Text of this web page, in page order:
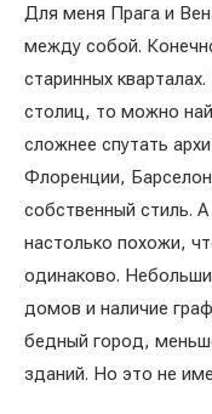
Для меня Прага и
между собой.
старинных
столиц, то можно
сложнее спутать
Флоренции,
собственный стиль.
настолько похожи,
одинаково.
домов и наличие
бедный город,
зданий. Но это не